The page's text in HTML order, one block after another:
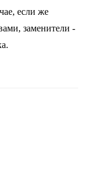
если же
заменители -